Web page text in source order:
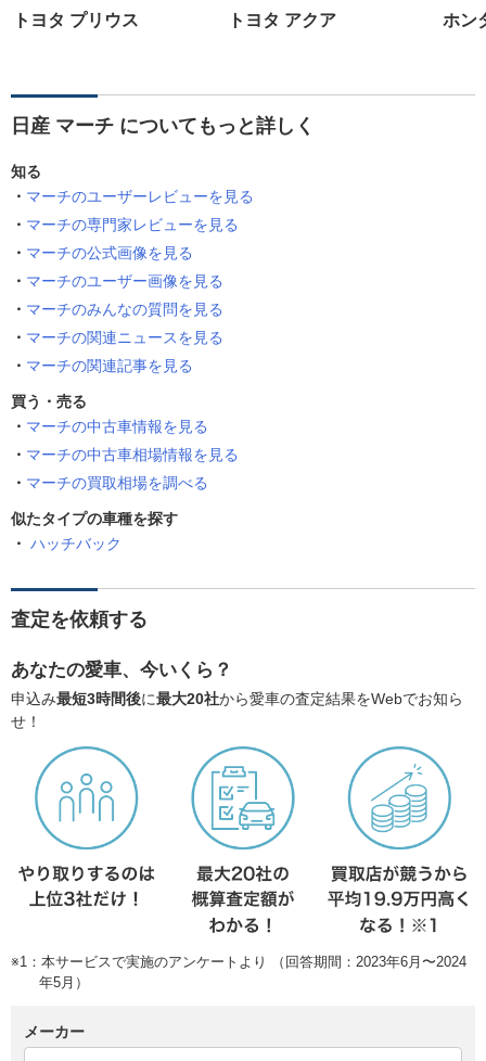
トヨタ プリウス トヨタ アクア ホン
日産 マーチ についてもっと詳しく
知る
マーチのユーザーレビューを見る
マーチの専門家レビューを見る
マーチの公式画像を見る
マーチのユーザー画像を見る
マーチのみんなの質問を見る
マーチの関連ニュースを見る
マーチの関連記事を見る
買う・売る
マーチの中古車情報を見る
マーチの中古車相場情報を見る
マーチの買取相場を調べる
似たタイプの車種を探す
ハッチバック
査定を依頼する
あなたの愛車、今いくら？
申込み最短3時間後に最大20社から愛車の査定結果をWebでお知ら
せ！
※1：本サービスで実施のアンケートより （回答期間：2023年6月〜2024
年5月）
メーカー